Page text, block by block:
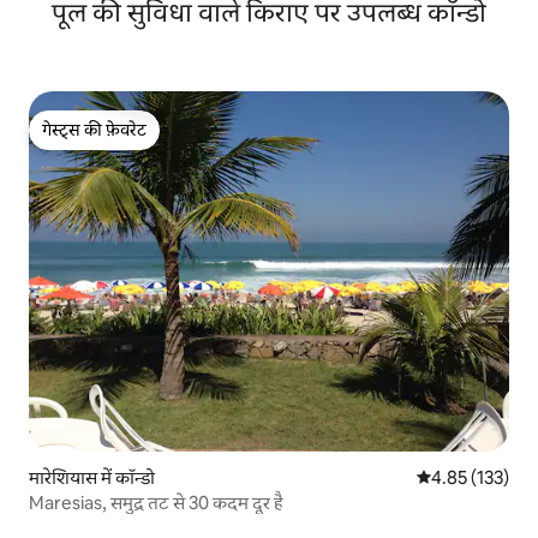
पूल की सुविधा वाले किराए पर उपलब्ध कॉन्डो
गेस्ट्स की फ़ेवरेट
गेस्ट्स की फ़ेवरेट
मारेशियास में कॉन्डो औसत रेटिंग 5 में से
4.85 (133)
Maresias, समुद्र तट से 30 कदम दूर है